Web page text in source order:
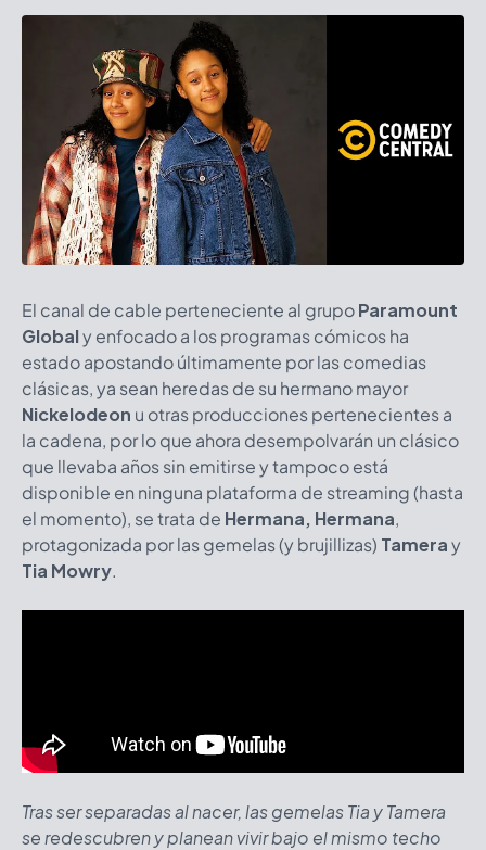
El canal de cable perteneciente al grupoParamount
Globaly enfocado a los programas cómicos ha
estado apostando últimamente por las comedias
clásicas, ya sean heredas de su hermano mayor
Nickelodeon u otras producciones pertenecientes a
la cadena, por lo que ahora desempolvarán un clásico
que llevaba años sin emitirse y tampoco está
disponible en ninguna plataforma de streaming (hasta
el momento), se trata de Hermana, Hermana,
protagonizada por las gemelas (y brujillizas) Tameray
Tia Mowry.
Tras ser separadas al nacer, las gemelas Tia y Tamera
se redescubren y planean vivir bajo el mismo techo